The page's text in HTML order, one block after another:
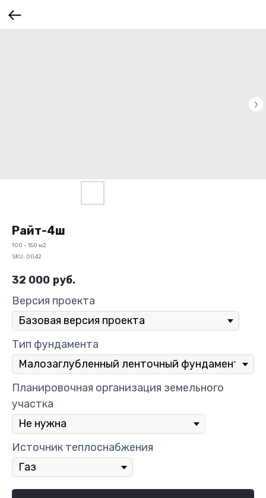
Райт-4ш
100 - 150 м2
SKU: 0042
32 000 руб.
Версия проекта
Тип фундамента
Планировочная организация земельного
участка
Источник теплоснабжения